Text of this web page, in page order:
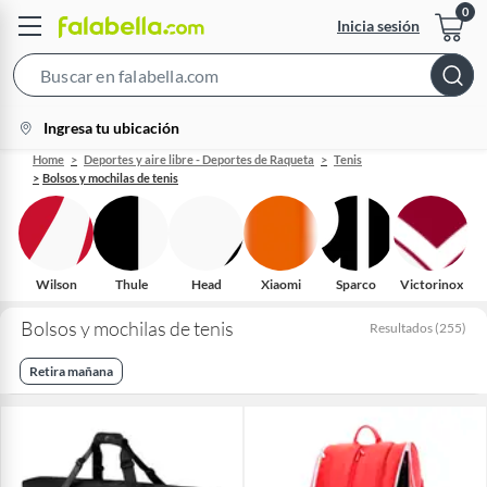
Inicia sesión
Bar
location-
icon
Ingresa tu ubicación
Home Deportes y aire libre - Deportes de Raqueta
Tenis
Bolsos y mochilas de tenis
Wilson Thule Head Xiaomi Sparco Victorinox
Bolsos y mochilas de tenis Resultados (255)
Retira mañana